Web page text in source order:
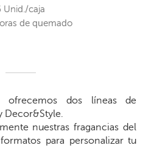
Unid./caja
de quemado
dos líneas de
Decor&Style.
nuestras fragancias del
para personalizar tu